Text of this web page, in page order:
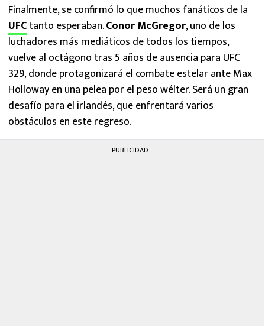
NFL
Finalmente, se confirmó lo que muchos fanáticos de la
UFCtanto esperaban.Conor McGregor, uno de los
luchadores más mediáticos de todos los tiempos,
vuelve al octágono tras 5 años de ausencia para UFC
329, donde protagonizará el combate estelar ante Max
Holloway en una pelea por el peso wélter. Será un gran
desafío para el irlandés, que enfrentará varios
obstáculos en este regreso.
PUBLICIDAD